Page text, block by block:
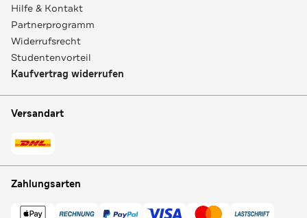
Hilfe & Kontakt
Partnerprogramm
Widerrufsrecht
Studentenvorteil
Kaufvertrag widerrufen
Versandart
Zahlungsarten